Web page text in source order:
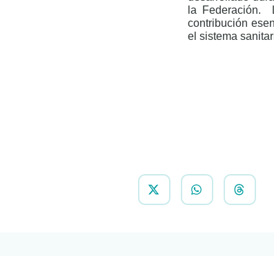
la Federación.
contribución
el sistema